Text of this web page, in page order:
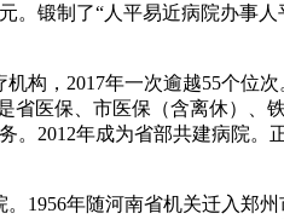
锻制了“人平易近病院办事
2017年一次逾越55个位次
医保、市医保（含离休）
2012年成为省部共建病院
年随河南省机关迁入郑